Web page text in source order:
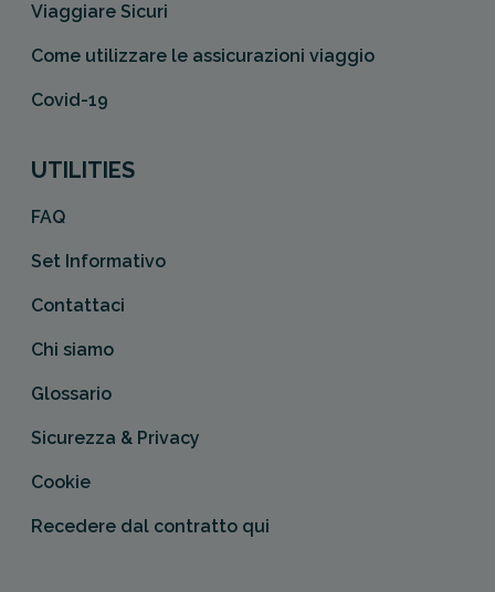
Viaggiare Sicuri
Come utilizzare le assicurazioni viaggio
Covid-19
UTILITIES
FAQ
Set Informativo
Contattaci
Chi siamo
Glossario
Sicurezza & Privacy
Cookie
Recedere dal contratto qui